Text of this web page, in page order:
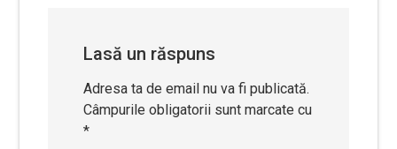
Lasă un răspuns
Adresa ta de email nu va fi publicată.
Câmpurile obligatorii sunt marcate cu
*